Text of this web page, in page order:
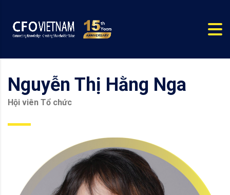
Nguyễn Thị Hằng Nga
Hội viên Tổ chức